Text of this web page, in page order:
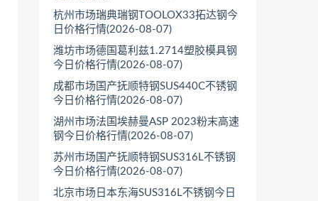
杭州市场瑞典瑞钢TOOLOX33拓达钢今
日价格行情(2026-08-07)
潍坊市场德国葛利兹1.2714塑胶模具钢
今日价格行情(2026-08-07)
成都市场国产抚顺特钢SUS440C不锈钢
今日价格行情(2026-08-07)
湖州市场法国埃赫曼ASP 2023粉末高速
钢今日价格行情(2026-08-07)
苏州市场国产抚顺特钢SUS316L不锈钢
今日价格行情(2026-08-07)
北京市场日本东海SUS316L不锈钢今日